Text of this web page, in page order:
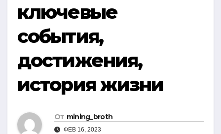
ключевые
события,
достижения,
история жизни
От mining_broth
ФЕВ 16, 2023